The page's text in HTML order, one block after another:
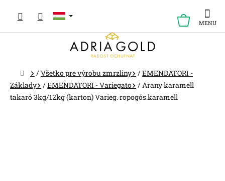
tartalomhoz
KOSÁR
Kezdőlap
/Všetko pre výrobu zmrzliny /EMENDATORI -
Základy
/EMENDATORI - Variegato /Arany karamell
takaró 3kg/12kg (karton) Varieg. ropogós.karamell